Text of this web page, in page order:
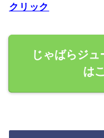
クリック
じゃばらジ
は